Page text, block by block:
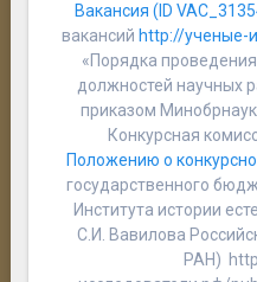
Вакансия (ID
вакансий http://ученые-
«Порядка
должностей научных
приказом
Конкурсная
Положению о
государственного
Института истории
С.И. Вавилова
РАН)